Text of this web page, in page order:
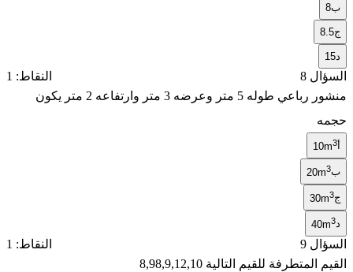
ب8
ج8.5
15
السؤال 8
النقاط: 1
منشور رباعي طوله 5 متر وعرضه 3 متر وارتفاعه 2 متر يكون
حجمه
10m3
ب 20m3
ج 30m3
40m3
السؤال 9
النقاط: 1
القيم المتطرفة للقيم التالية 8,98,9,12,10